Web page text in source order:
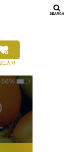
に入り